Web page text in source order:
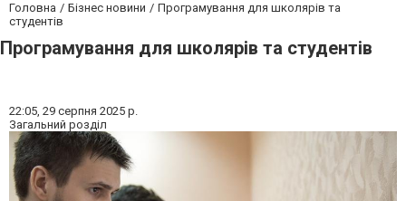
Головна Бізнес новини
Програмування для школярів та
студентів
Програмування для школярів та студентів
22:05, 29 серпня 2025 р.
Загальний розділ